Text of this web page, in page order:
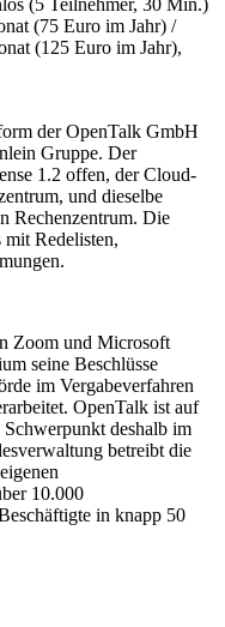
(5 Teilnehmer, 30 Min.)
(75 Euro im Jahr) /
(125 Euro im Jahr),
der OpenTalk GmbH
Gruppe. Der
1.2 offen, der Cloud-
und dieselbe
Rechenzentrum. Die
Redelisten,
Zoom und Microsoft
seine Beschlüsse
im Vergabeverfahren
OpenTalk ist auf
Schwerpunkt deshalb im
betreibt die
10.000
in knapp 50